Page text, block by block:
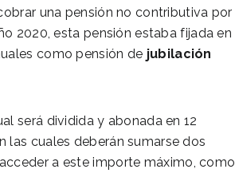
una pensión no contributiva por
2020, esta pensión estaba fijada en
como pensión de jubilación
será dividida y abonada en 12
las cuales deberán sumarse dos
a este importe máximo, como